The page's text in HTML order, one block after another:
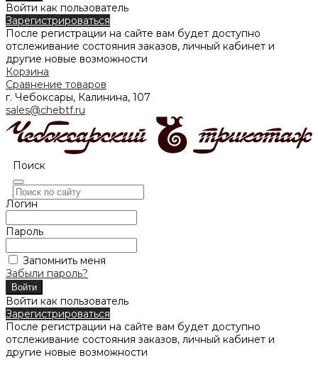
Войти как пользователь
Зарегистрироваться
После регистрации на сайте вам будет доступно
отслеживание состояния заказов, личный кабинет и
другие новые возможности
Корзина
Сравнение товаров
г. Чебоксары, Калинина, 107
sales@chebtf.ru
Поиск
Логин
Пароль
Запомнить меня
Забыли пароль?
Войти как пользователь
Зарегистрироваться
После регистрации на сайте вам будет доступно
отслеживание состояния заказов, личный кабинет и
другие новые возможности